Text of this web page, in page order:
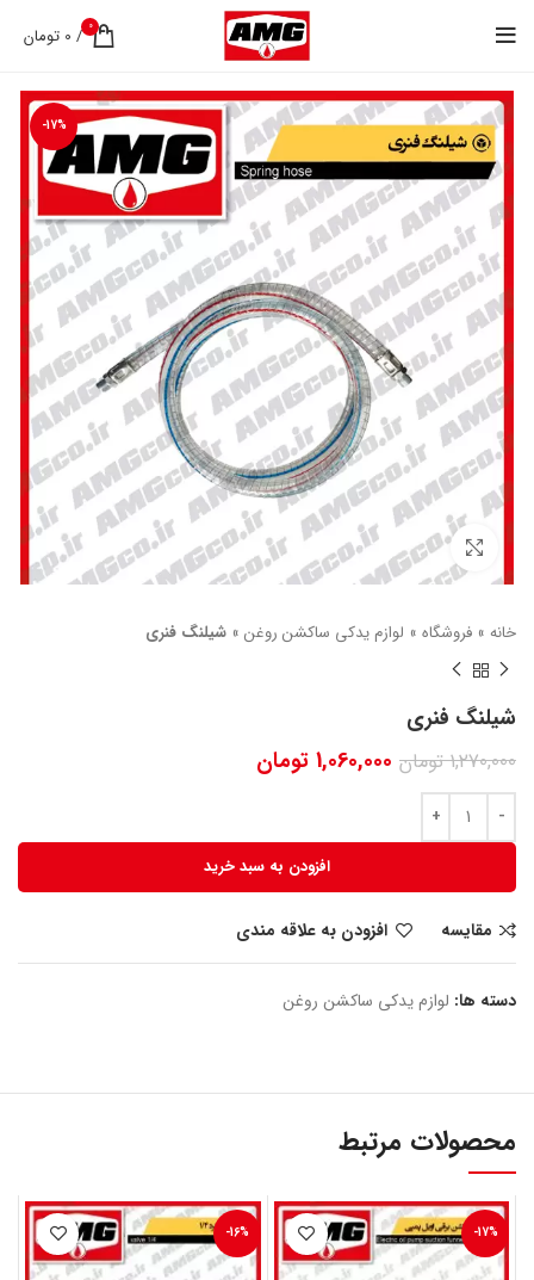
0
/
0 تومان
-17%
بزرگنمایی تصویر
خانه » فروشگاه » لوازم یدکی ساکشن روغن » شیلنگ فنری
شیلنگ فنری
1,270,000تومان 1,060,000 تومان
افزودن به سبد خرید
مقایسه افزودن به علاقه مندی
دسته ها: لوازم یدکی ساکشن روغن
محصولات مرتبط
-17%
-16%